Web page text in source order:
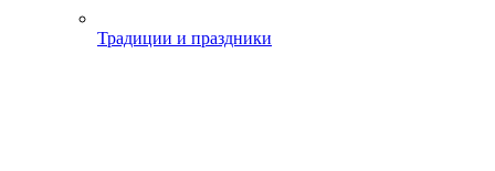
Традиции и праздники